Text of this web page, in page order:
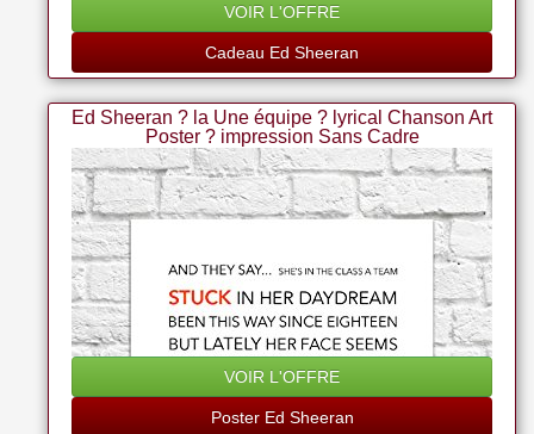
VOIR L'OFFRE
Cadeau Ed Sheeran
Ed Sheeran ? la Une équipe ? lyrical Chanson Art
Poster ? impression Sans Cadre
VOIR L'OFFRE
Poster Ed Sheeran